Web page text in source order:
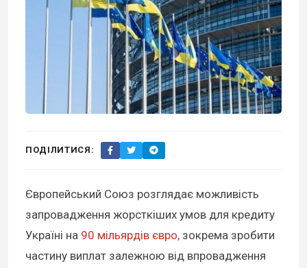
ПОДІЛИТИСЯ:
Європейський Союз розглядає можливість
запровадження жорсткіших умов для кредиту
Україні на 90 мільярдів євро, зокрема зробити
частину виплат залежною від впровадження